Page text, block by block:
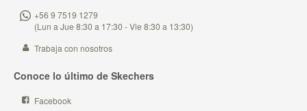
+56 9 7519 1279
(Lun a Jue 8:30 a 17:30 - Vie 8:30 a 13:30)
Trabaja con nosotros
Conoce lo último de Skechers
Facebook